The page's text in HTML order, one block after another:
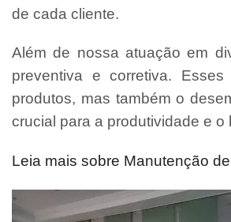
de cada cliente.
Além de nossa atuação em
preventiva e corretiva.
produtos, mas também o
crucial para a produtividade e o
Leia mais sobre Manutenção